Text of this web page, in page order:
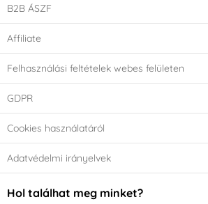
B2B ÁSZF
Affiliate
Felhasználási feltételek webes felületen
GDPR
Cookies használatáról
Adatvédelmi irányelvek
Hol találhat meg minket?